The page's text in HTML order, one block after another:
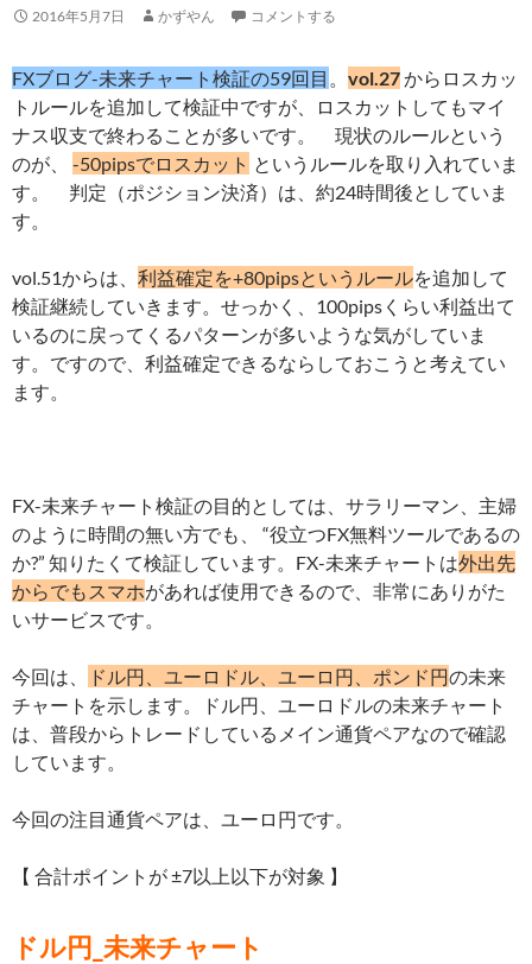
2016年5月7日 かずやん コメントする
FXブログ-未来チャート検証の59回目 。 vol.27からロスカッ
トルールを追加して検証中ですが、ロスカットしてもマイ
ナス収支で終わることが多いです。 現状のルールという
のが、 -50pipsでロスカット というルールを取り入れていま
す。 判定（ポジション決済）は、約24時間後としていま
す。
vol.51からは、 利益確定を+80pipsというルールを追加して
検証継続していきます。せっかく、100pipsくらい利益出て
いるのに戻ってくるパターンが多いような気がしていま
す。ですので、利益確定できるならしておこうと考えてい
ます。
FX-未来チャート検証の目的としては、サラリーマン、主婦
のように時間の無い方でも、 “役立つFX無料ツールであるの
か?” 知りたくて検証しています。FX-未来チャートは外出先
からでもスマホがあれば使用できるので、非常にありがた
いサービスです。
今回は、 ドル円、ユーロドル、ユーロ円、ポンド円の未来
チャートを示します。ドル円、ユーロドルの未来チャート
は、普段からトレードしているメイン通貨ペアなので確認
しています。
今回の注目通貨ペアは、ユーロ円です。
【 合計ポイントが ±7以上以下が対象 】
ドル円_未来チャート